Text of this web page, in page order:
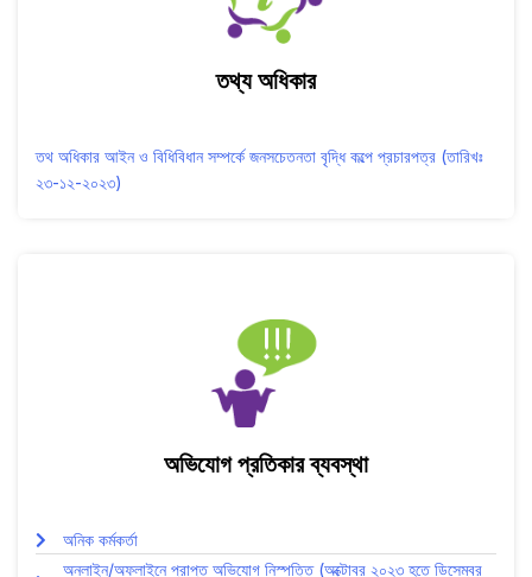
তথ্য অধিকার
তথ অধিকার আইন ও বিধিবিধান সম্পর্কে জনসচেতনতা বৃদ্ধি কল্পে প্রচারপত্র (তারিখঃ
২৩-১২-২০২৩)
অভিযোগ প্রতিকার ব্যবস্থা
অনিক কর্মকর্তা
অনলাইন/অফলাইনে প্রাপ্ত অভিযোগ নিস্পত্তি (অক্টোবর ২০২৩ হতে ডিসেম্বর